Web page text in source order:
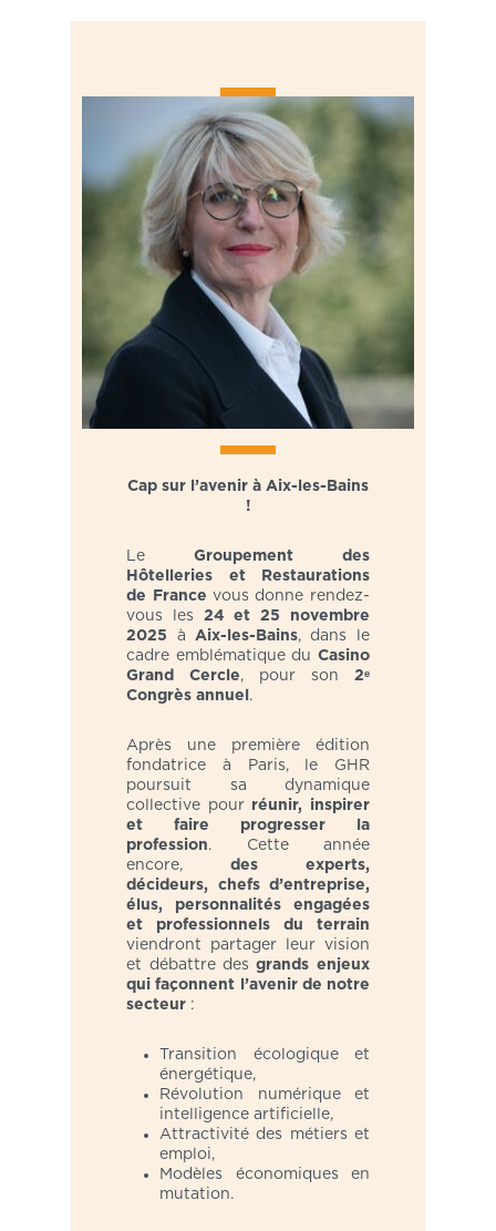
Cap sur l’avenir à Aix-les-Bains
!
Le Groupement des
Hôtelleries et Restaurations
de France vous donne rendez-
vous les 24 et 25 novembre
2025 à Aix-les-Bains, dans le
cadre emblématique du Casino
Grand Cercle, pour son 2ᵉ
Congrès annuel .
Après une première édition
fondatrice à Paris, le GHR
poursuit sa dynamique
collective pour réunir, inspirer
et faire progresser la
profession. Cette année
encore, des experts,
décideurs, chefs d’entreprise,
élus, personnalités engagées
et professionnels du terrain
viendront partager leur vision
et débattre desgrands enjeux
qui façonnent l’avenir de notre
secteur :
Transition écologique et
énergétique,
Révolution numérique et
intelligence artificielle,
Attractivité des métiers et
emploi,
Modèles économiques en
mutation.